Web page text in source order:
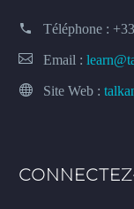
Téléphone :
Email :
Site Web :